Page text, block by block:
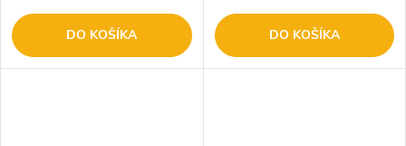
DO KOŠÍKA DO KOŠÍKA